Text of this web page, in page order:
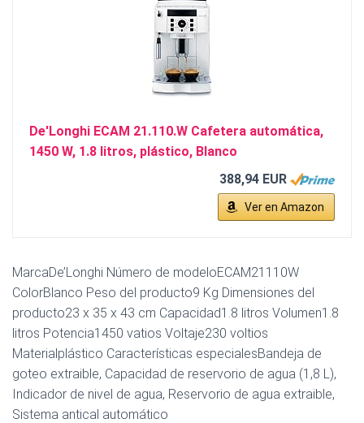
De'Longhi ECAM 21.110.W Cafetera automática,
1450 W, 1.8 litros, plástico, Blanco
388,94 EUR
Ver en Amazon
MarcaDe’Longhi Número de modeloECAM21110W
ColorBlanco Peso del producto9 Kg Dimensiones del
producto23 x 35 x 43 cm Capacidad1.8 litros Volumen1.8
litros Potencia1450 vatios Voltaje230 voltios
Materialplástico Características especialesBandeja de
goteo extraible, Capacidad de reservorio de agua (1,8 L),
Indicador de nivel de agua, Reservorio de agua extraible,
Sistema antical automático